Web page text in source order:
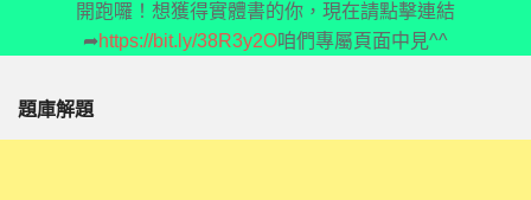
1.6推薦的話
2.申論題
開跑囉！想獲得實體書的你，現在請點擊連結
➦https://bit.ly/38R3y2O咱們專屬頁面中見^^
題庫解題